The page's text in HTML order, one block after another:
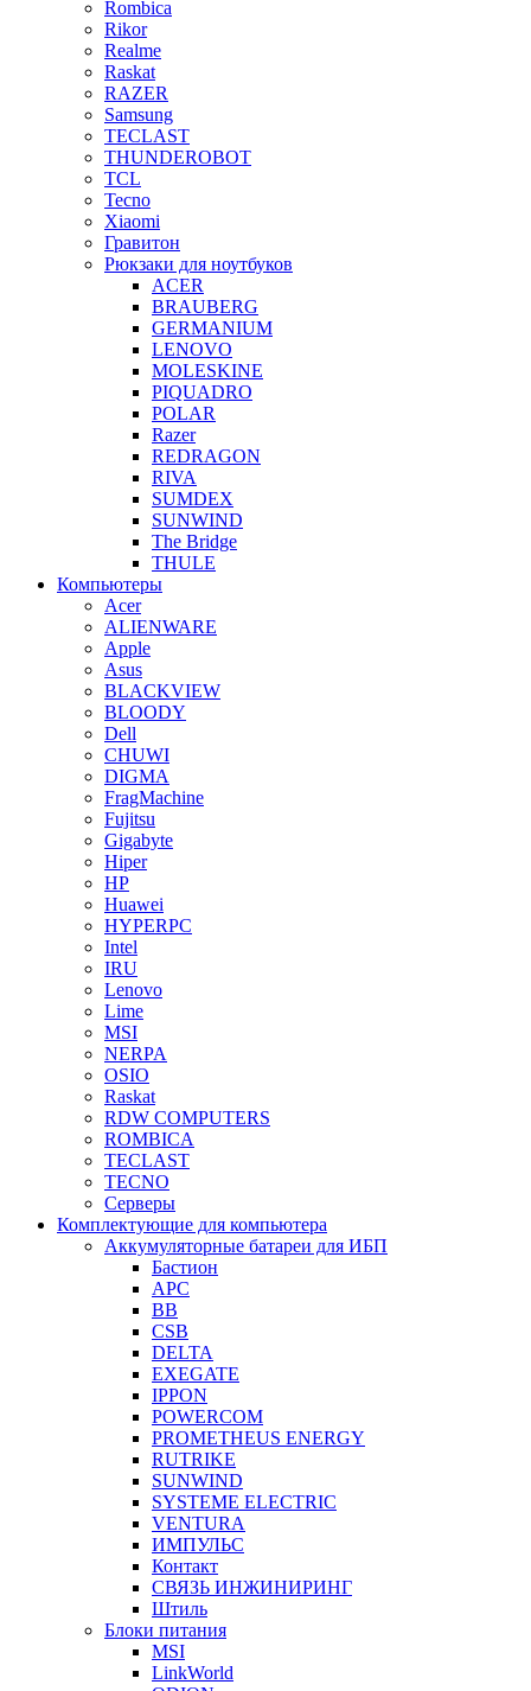
Rombica
Rikor
Realme
Raskat
RAZER
Samsung
TECLAST
THUNDEROBOT
TCL
Tecno
Xiaomi
Гравитон
Рюкзаки для ноутбуков
ACER
BRAUBERG
GERMANIUM
LENOVO
MOLESKINE
PIQUADRO
POLAR
Razer
REDRAGON
RIVA
SUMDEX
SUNWIND
The Bridge
THULE
Компьютеры
Acer
ALIENWARE
Apple
Asus
BLACKVIEW
BLOODY
Dell
CHUWI
DIGMA
FragMachine
Fujitsu
Gigabyte
Hiper
HP
Huawei
HYPERPC
Intel
IRU
Lenovo
Lime
MSI
NERPA
OSIO
Raskat
RDW COMPUTERS
ROMBICA
TECLAST
TECNO
Серверы
Комплектующие для компьютера
Аккумуляторные батареи для ИБП
Бастион
APC
BB
CSB
DELTA
EXEGATE
IPPON
POWERCOM
PROMETHEUS ENERGY
RUTRIKE
SUNWIND
SYSTEME ELECTRIC
VENTURA
ИМПУЛЬС
Контакт
СВЯЗЬ ИНЖИНИРИНГ
Штиль
Блоки питания
MSI
LinkWorld